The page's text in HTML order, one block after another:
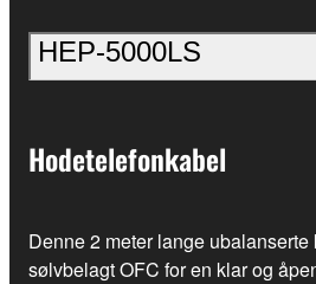
HEP-5000LS
Hodetelefonkabel
Denne 2 meter lange
sølvbelagt OFC for en klar og